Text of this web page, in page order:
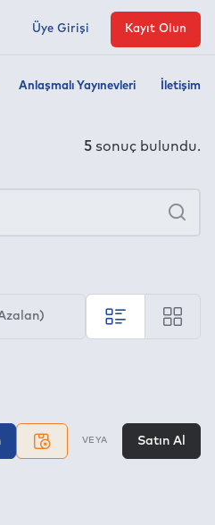
Anlaşmalı Yayınevleri İletişim
Üye Girişi Kayıt Olun
5 sonuç bulundu.
Ara
VEYA Satın Al